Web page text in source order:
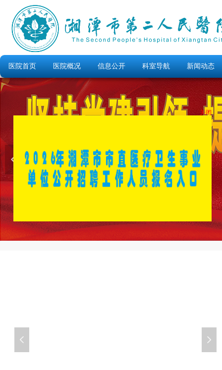
넳
医院首页 医院概况 信息公开 科室导航 新闻动态
넳 넲
关闭